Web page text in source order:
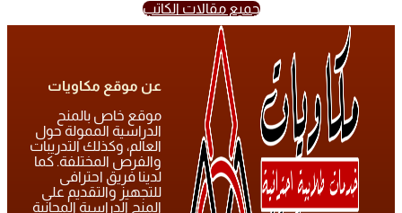
جميع مقالات الكاتب
عن موقع مكاويات
موقع خاص بالمنح
الدراسية الممولة حول
العالم، وكذلك التدريبات
والفرص المختلفة. كما
لدينا فريق احترافى
للتجهيز والتقديم على
المنح الدراسية المجانية